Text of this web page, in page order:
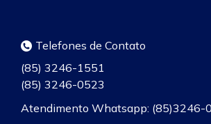
Telefones de Contato
(85) 3246-1551
(85) 3246-0523
Atendimento Whatsapp: (85)3246-